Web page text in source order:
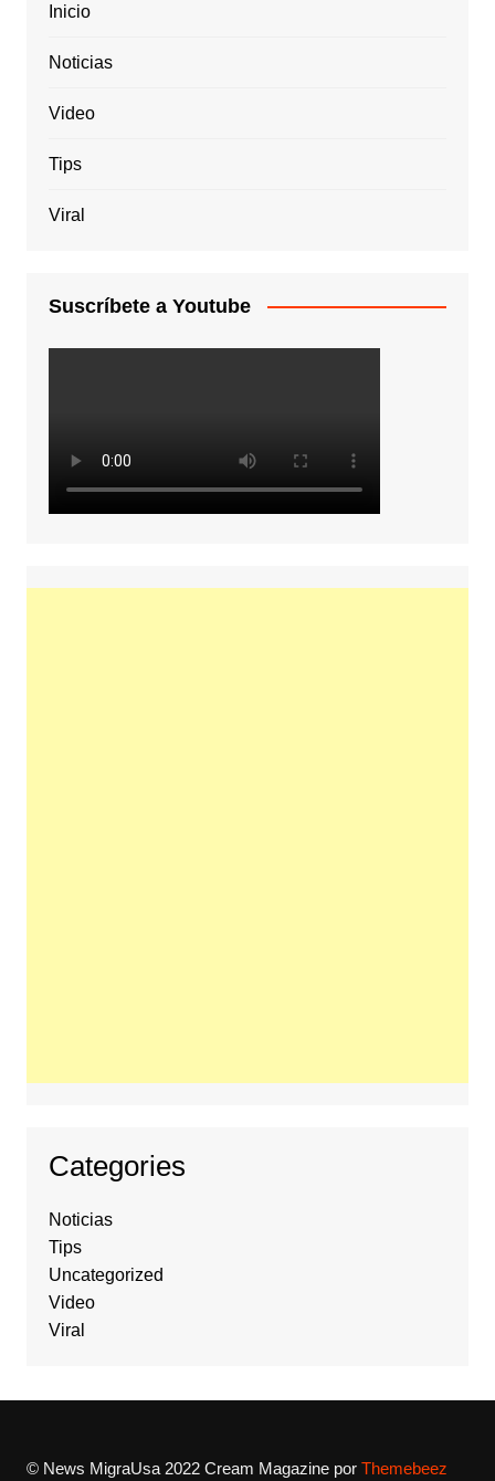
Inicio
Noticias
Video
Tips
Viral
Suscríbete a Youtube
Categories
Noticias
Tips
Uncategorized
Video
Viral
© News MigraUsa 2022Cream Magazine por Themebeez